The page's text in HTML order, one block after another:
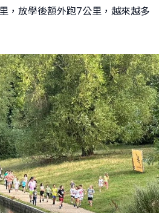
，放學後額外跑7公里，越來越多